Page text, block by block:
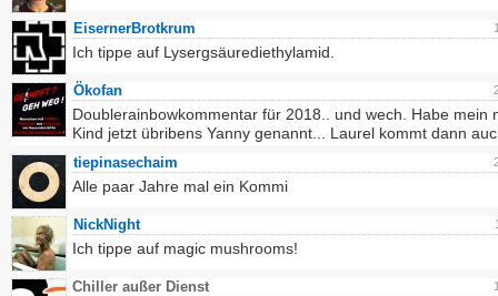
EisernerBrotkrum
Ich tippe auf Lysergsäurediethylamid.
Ökofan
Doublerainbowkommentar für 2018.. und wech. Habe mein
Kind jetzt übribens Yanny genannt... Laurel kommt dann
tiepinasechaim
Alle paar Jahre mal ein Kommi
NickNight
Ich tippe auf magic mushrooms!
Chiller außer Dienst